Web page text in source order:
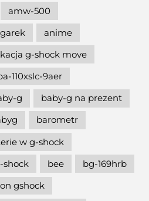
amw-500
anime
g-shock move
110xslc-9aer
g
baby-g na prezent
barometr
w g-shock
shock
bee
bg-169hrb
gshock